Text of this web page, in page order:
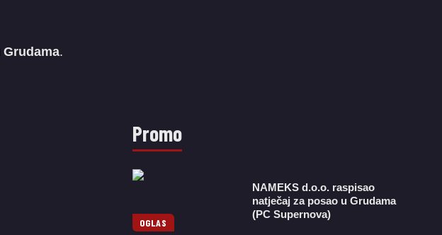
Grudama.
Promo
OGLAS
NAMEKS d.o.o. raspisao
natječaj za posao u Grudama
(PC Supernova)